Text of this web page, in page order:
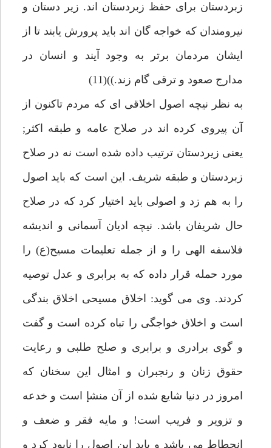
زبردستان براى حفظ زبردستان اند. زير دستان و
نيرومندان كه خواجه گان اند بايد پرورش يابند تا از
ايشان مردمان برتر به وجود آيند و انسان در
مدارج صعود و ترقى گام زند.))(11)
به نظر نيچه اصول اخلاقى اى كه مردم تاكنون از
آن پيروى كرده اند در صلاح عامه و طبقه اكثر;
يعنى زيردستان ترتيب داده شده است نه در صلاح
زبردستان و طبقه شريف. اين است كه بايد اصول
را به هم زد و اصولى بايد اختيار كرد كه در صلاح
حال شريفان باشد. نيچه اديان آسمانى و انديشه
فلاسفه الهى را و از جمله تعليمات مسيح(ع) را
مورد حمله قرار داده كه به برابرى و عدل توصيه
كردند. وى مى گويد: اخلاق مسيحى اخلاق بندگى
است و اخلاق خواجگى را تباه كرده است و گفت
و گوى برادرى و برابرى و صلح طلبى و رعايت
حقوق زنان و رنجبران و امثال اين سخنان كه
امروز در دنيا شايع شده از آن منشإ است و خدعه
و تزوير و فريب است! و مايه فقر و ضعف و
انحطاط مى باشد و بايد اين اصول را نابود كرد و